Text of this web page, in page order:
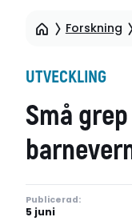
Forskning
UTVECKLING
Små
Publicerad:
5 juni